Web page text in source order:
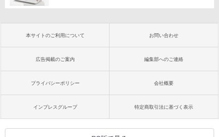
本サイトのご利用について お問い合わせ
広告掲載のご案内 編集部へのご連絡
プライバシーポリシー 会社概要
インプレスグループ 特定商取引法に基づく表示